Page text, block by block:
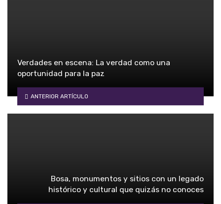
Verdades en escena: La verdad como una
oportunidad para la paz
ANTERIOR ARTÍCULO
Bosa, monumentos y sitios con un legado
histórico y cultural que quizás no conoces